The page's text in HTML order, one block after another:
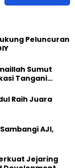
Peluncuran
Sumut
Tangani
Raih Juara
AJI,
Jejaring